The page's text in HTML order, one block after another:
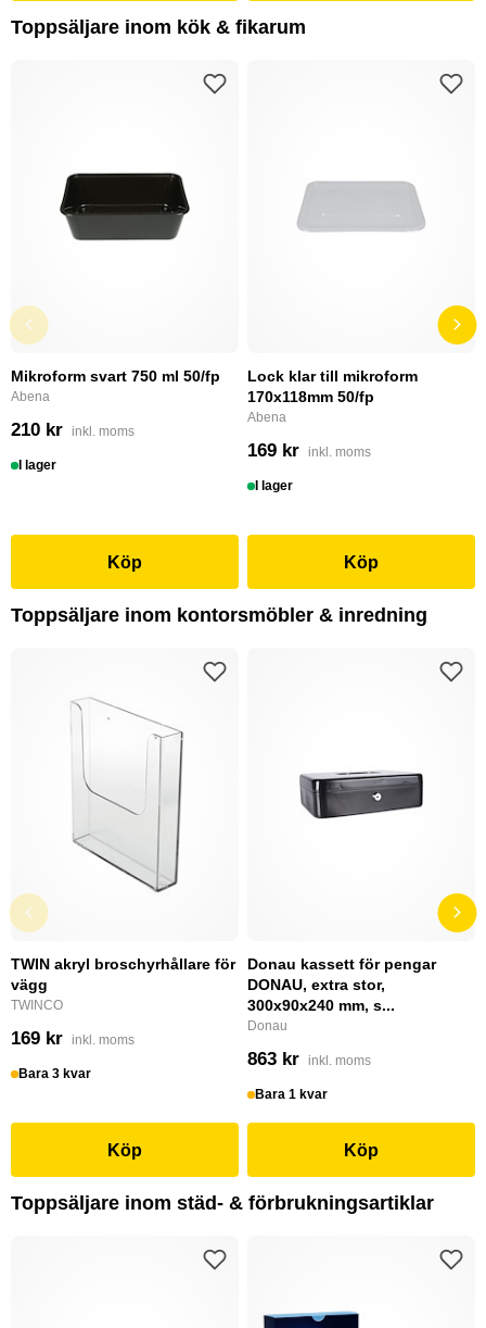
Toppsäljare inom kök & fikarum
Mikroform svart 750 ml 50/fp
Abena
210 kr inkl. moms
I lager
Köp
Lock klar till mikroform
170x118mm 50/fp
Abena
169 kr inkl. moms
I lager
Köp
Toppsäljare inom kontorsmöbler & inredning
TWIN akryl broschyrhållare för
vägg
TWINCO
169 kr inkl. moms
Bara 3 kvar
Köp
Donau kassett för pengar
DONAU, extra stor,
300x90x240 mm, s...
Donau
863 kr inkl. moms
Bara 1 kvar
Köp
Toppsäljare inom städ- & förbrukningsartiklar